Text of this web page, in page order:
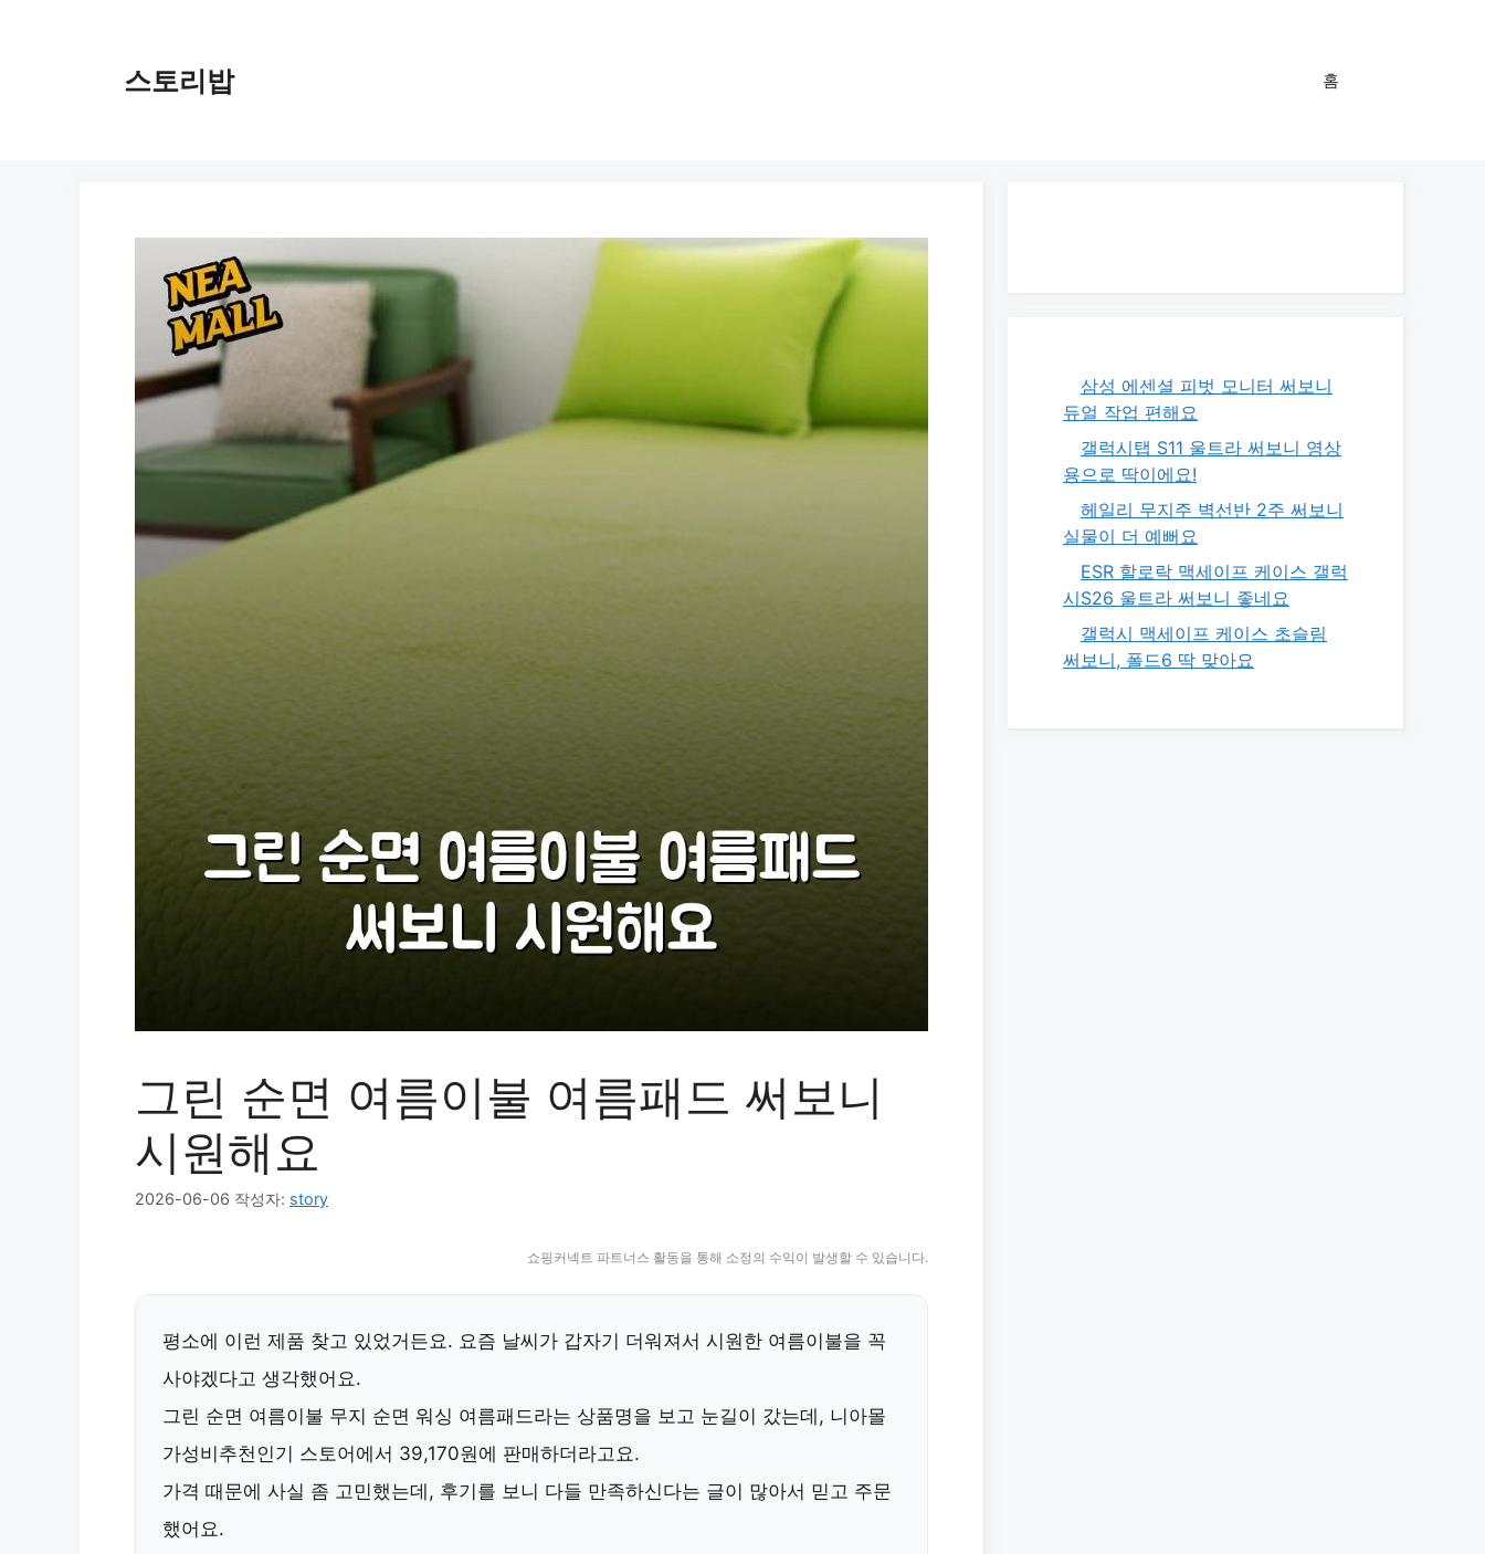
스토리밥 홈
그린 순면 여름이불 여름패드 써보니
시원해요
2026-06-06 작성자: story
쇼핑커넥트 파트너스 활동을 통해 소정의 수익이 발생할 수 있습니다.
평소에 이런 제품 찾고 있었거든요. 요즘 날씨가 갑자기 더워져서 시원한 여름이불을 꼭
사야겠다고 생각했어요.
그린 순면 여름이불 무지 순면 워싱 여름패드라는 상품명을 보고 눈길이 갔는데, 니아몰
가성비추천인기 스토어에서 39,170원에 판매하더라고요.
가격 때문에 사실 좀 고민했는데, 후기를 보니 다들 만족하신다는 글이 많아서 믿고 주문
했어요.
삼성 에센셜 피벗 모니터 써보니
듀얼 작업 편해요
갤럭시탭 S11 울트라 써보니 영상
용으로 딱이에요!
헤일리 무지주 벽선반 2주 써보니
실물이 더 예뻐요
ESR 할로락 맥세이프 케이스 갤럭
시S26 울트라 써보니 좋네요
갤럭시 맥세이프 케이스 초슬림
써보니, 폴드6 딱 맞아요